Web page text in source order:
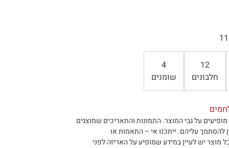
12
חלבונים
4
שומנים
על גבי המוצר.התמונות והתאריכים שמוצגים
להסתמך עליהם.ייתכנו אי – התאמות או
מוצר יש לעיין במידע שמופיע על האריזה לפני